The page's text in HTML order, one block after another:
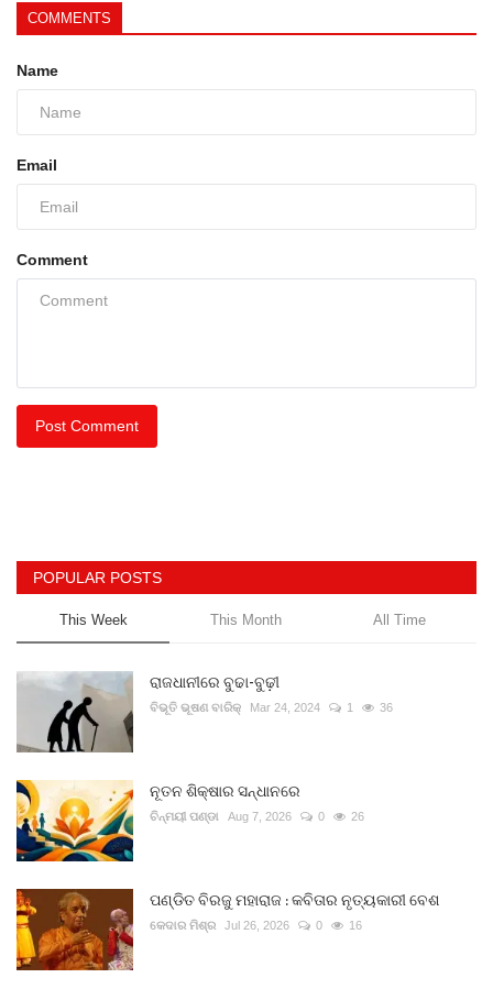
COMMENTS
Name
Email
Comment
Post Comment
POPULAR POSTS
This Week This Month All Time
ରାଜଧାନୀରେ ବୁଢା-ବୁଢ଼ୀ
ବିଭୂତି ଭୂଷଣ ବାରିକ୍ Mar 24, 2024 1 36
ନୂତନ ଶିକ୍ଷାର ସନ୍ଧାନରେ
ଚିନ୍ମୟୀ ପଣ୍ଡା Aug 7, 2026 0 26
ପଣ୍ଡିତ ବିରଜୁ ମହାରାଜ : କବିତାର ନୃତ୍ୟକାରୀ ବେଶ
କେଦାର ମିଶ୍ର Jul 26, 2026 0 16